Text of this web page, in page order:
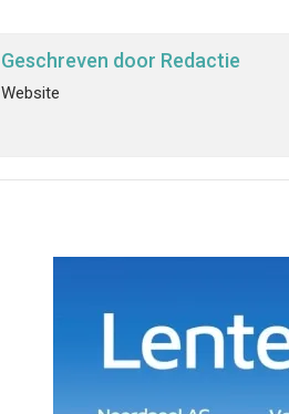
Geschreven door Redactie
Website